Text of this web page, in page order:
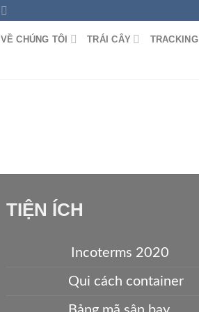
VỀ CHÚNG TÔI TRÁI CÂY TRACKING
TIỆN ÍCH
Incoterms 2020
Qui cách container